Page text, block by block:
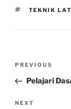
TAGS
TEKNIK
Previous
Post
PREVIOUS
Pelajari
Next
NEXT